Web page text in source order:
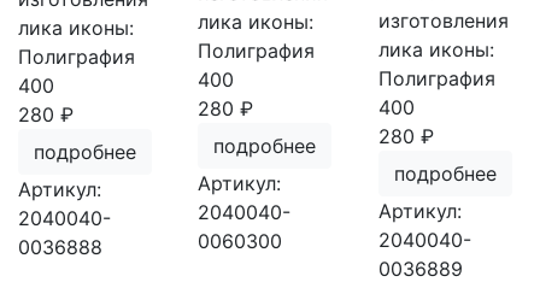
лика иконы:
Полиграфия
400
280 ₽
подробнее
Артикул:
2040040-
0036888
лика иконы:
Полиграфия
400
280 ₽
подробнее
Артикул:
2040040-
0060300
изготовления
лика иконы:
Полиграфия
400
280 ₽
подробнее
Артикул:
2040040-
0036889